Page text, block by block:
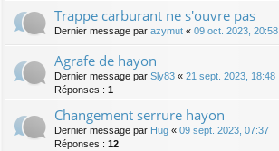
Trappe carburant ne s'ouvre pas
Dernier message par azymut « 09 oct. 2023, 20:58
Agrafe de hayon
Dernier message par Sly83 « 21 sept. 2023, 18:48
Réponses : 1
Changement serrure hayon
Dernier message par Hug « 09 sept. 2023, 07:37
Réponses : 12